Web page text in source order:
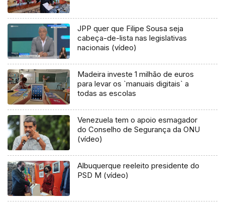
JPP quer que Filipe Sousa seja
cabeça-de-lista nas legislativas
nacionais (vídeo)
Madeira investe 1 milhão de euros
para levar os `manuais digitais` a
todas as escolas
Venezuela tem o apoio esmagador
do Conselho de Segurança da ONU
(vídeo)
Albuquerque reeleito presidente do
PSD M (vídeo)